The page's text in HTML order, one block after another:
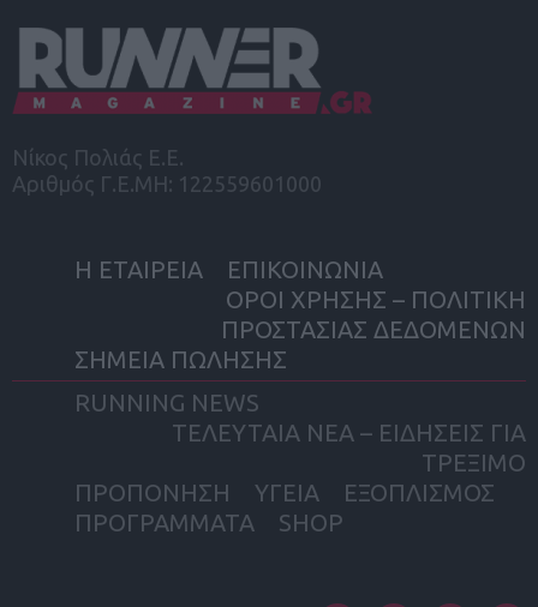
Νίκος Πολιάς Ε.Ε.
Αριθμός Γ.Ε.ΜΗ: 122559601000
Η ΕΤΑΙΡΕΙΑ
ΕΠΙΚΟΙΝΩΝΙΑ
ΟΡΟΙ ΧΡΗΣΗΣ – ΠΟΛΙΤΙΚΗ
ΠΡΟΣΤΑΣΙΑΣ ΔΕΔΟΜΕΝΩΝ
ΣΗΜΕΙΑ ΠΩΛΗΣΗΣ
RUNNING NEWS
ΤΕΛΕΥΤΑΙΑ ΝΕΑ – ΕΙΔΗΣΕΙΣ ΓΙΑ
ΤΡΕΞΙΜΟ
ΠΡΟΠΟΝΗΣΗ
ΥΓΕΙΑ
ΕΞΟΠΛΙΣΜΟΣ
ΠΡΟΓΡΑΜΜΑΤΑ
SHOP